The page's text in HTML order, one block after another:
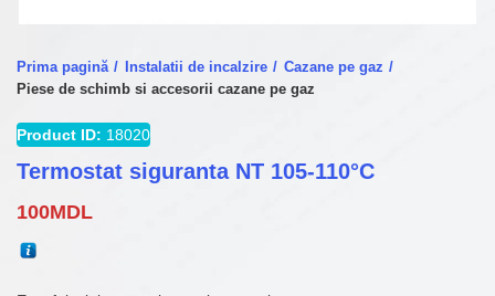
Prima pagină Instalatii de incalzire
Cazane pe gaz
Piese de schimb si accesorii cazane pe gaz
Product ID: 18020
Termostat siguranta NT 105-110°C
100MDL